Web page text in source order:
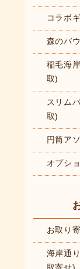
コラボ
森のバ
稲毛海
取)
スリム
取)
円筒ア
オプシ
お取り
海岸通